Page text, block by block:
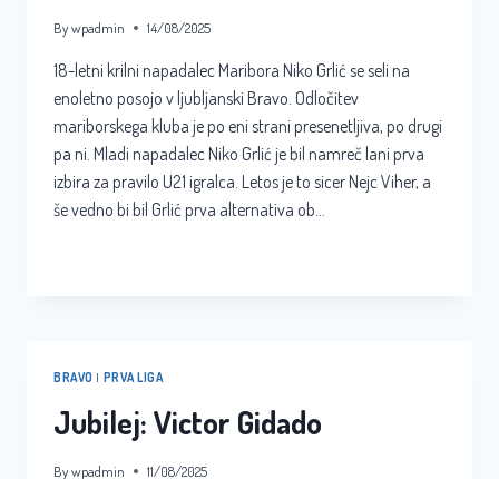
Bywpadmin 14/08/2025
18-letni krilni napadalec Maribora Niko Grlić se seli na
enoletno posojo v ljubljanski Bravo. Odločitev
mariborskega kluba je po eni strani presenetljiva, po drugi
pa ni. Mladi napadalec Niko Grlić je bil namreč lani prva
izbira za pravilo U21 igralca. Letos je to sicer Nejc Viher, a
še vedno bi bil Grlić prva alternativa ob…
BRAVO | PRVA LIGA
Jubilej: Victor Gidado
Bywpadmin 11/08/2025